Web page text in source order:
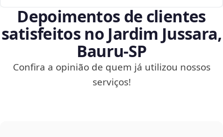
Depoimentos de clientes
satisfeitos no Jardim Jussara,
Bauru‑SP
Confira a opinião de quem já utilizou nossos
serviços!